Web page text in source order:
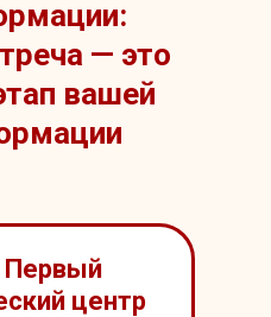
— это
вашей
Первый
центр